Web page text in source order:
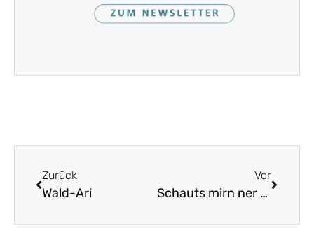
Zurück
Wald-Ari
Vor
Schauts mirn ner o den Zimmermo